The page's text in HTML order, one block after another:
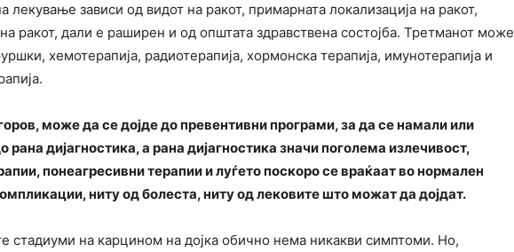
лекување зависи од видот на ракот, примарната локализација на ракот,
ракот, дали е раширен и од општата здравствена состојба. Третманот може
хемотерапија, радиотерапија, хормонска терапија, имунотерапија и
може да се дојде до превентивни програми, за да се намали или
рана дијагностика, а рана дијагностика значи поголема излечивост,
понеагресивни терапии и луѓето поскоро се враќаат во нормален
ниту од болеста, ниту од лековите што можат да дојдат.
стадиуми на карцином на дојка обично нема никакви симптоми. Но,